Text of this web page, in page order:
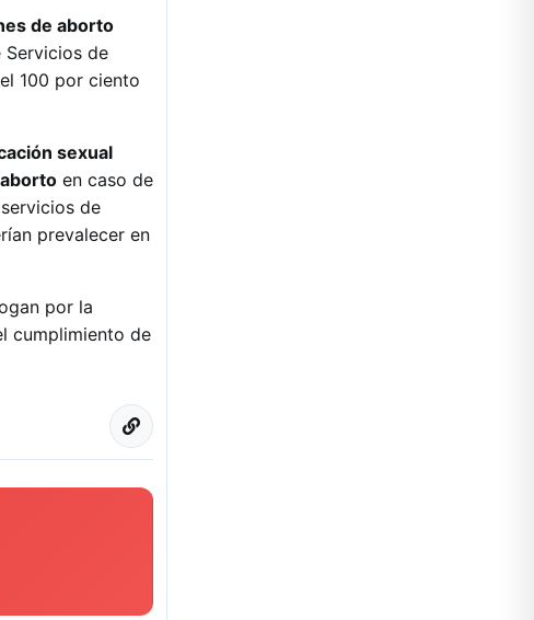
de aborto
Servicios de
100 por ciento
sexual
en caso de
de
prevalecer en
por la
cumplimiento de